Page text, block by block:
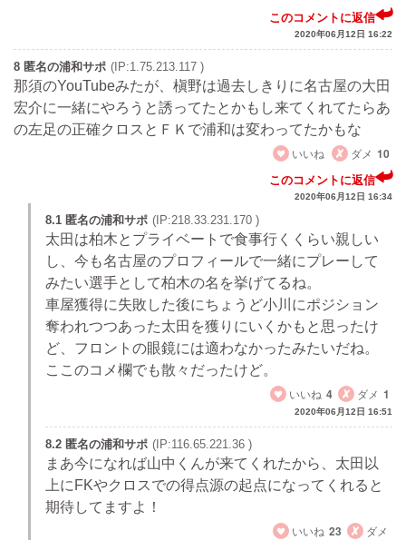
このコメントに返信
2020年06月12日 16:22
8 匿名の浦和サポ (IP:1.75.213.117 )
那須のYouTubeみたが、槇野は過去しきりに名古屋の大田
宏介に一緒にやろうと誘ってたとかもし来てくれてたらあ
の左足の正確クロスとＦＫで浦和は変わってたかもな
いいね
ダメ 10
このコメントに返信
2020年06月12日 16:34
8.1 匿名の浦和サポ (IP:218.33.231.170 )
太田は柏木とプライベートで食事行くくらい親しい
し、今も名古屋のプロフィールで一緒にプレーして
みたい選手として柏木の名を挙げてるね。
車屋獲得に失敗した後にちょうど小川にポジション
奪われつつあった太田を獲りにいくかもと思ったけ
ど、フロントの眼鏡には適わなかったみたいだね。
ここのコメ欄でも散々だったけど。
いいね 4 ダメ 1
2020年06月12日 16:51
8.2 匿名の浦和サポ (IP:116.65.221.36 )
まあ今になれば山中くんが来てくれたから、太田以
上にFKやクロスでの得点源の起点になってくれると
期待してますよ！
いいね 23 ダメ